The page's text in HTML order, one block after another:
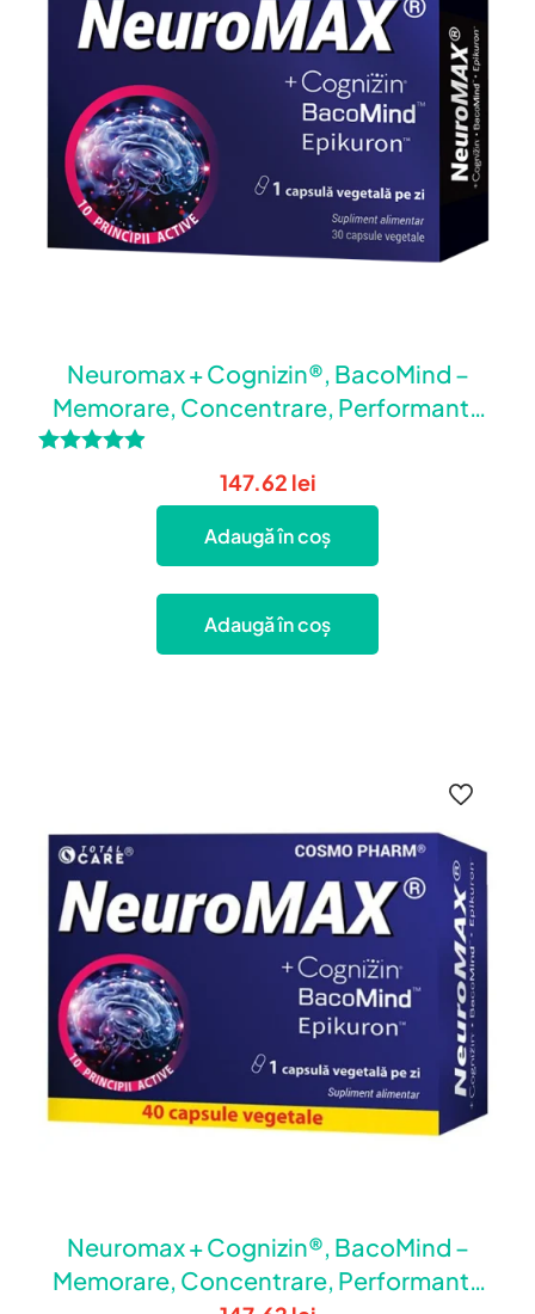
Neuromax + Cognizin®, BacoMind –
Memorare, Concentrare, Performanta
147.62 lei
Adaugă în coș
Adaugă în coș
Neuromax + Cognizin®, BacoMind –
Memorare, Concentrare, Performanta